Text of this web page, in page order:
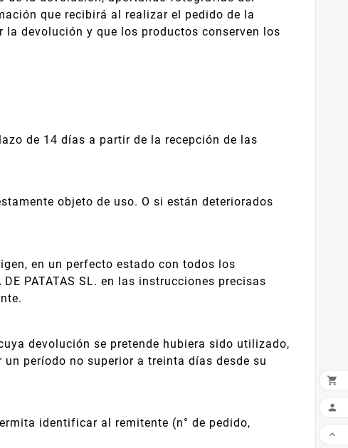
que recibirá al realizar el pedido de la
devolución y que los productos conserven los
de 14 días a partir de la recepción de las
objeto de uso. O si están deteriorados
en un perfecto estado con todos los
PATATAS SL. en las instrucciones precisas
devolución se pretende hubiera sido utilizado,
período no superior a treinta días desde su
identificar al remitente (n° de pedido,


